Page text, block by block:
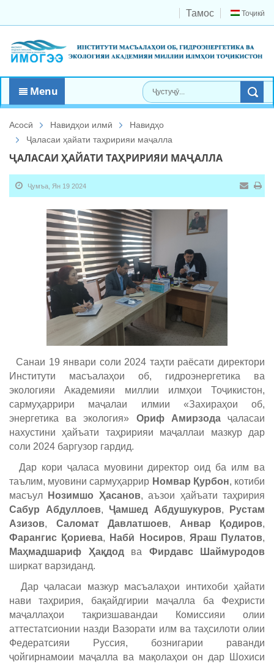
Тоҷикӣ
Тамос
Menu
Асосӣ Навидҳои илмӣ
Навидҳо
Ҷаласаи ҳайати таҳририяи маҷалла
ҶАЛАСАИ ҲАЙАТИ ТАҲРИРИЯИ МАҶАЛЛА
Ҷумъа, Ян 19 2024
Санаи 19 январи соли 2024 таҳти раёсати директори
Институти масъалаҳои об, гидроэнергетика ва
экологияи Академияи миллии илмҳои Тоҷикистон,
сармуҳаррири маҷалаи илмии «Захираҳои об,
энергетика ва экология» Ориф Амирзодаҷаласаи
нахустини ҳайъати таҳририяи маҷаллаи мазкур дар
соли 2024 баргузор гардид.
Дар кори ҷаласа муовини директор оид ба илм ва
таълим, муовини сармуҳаррир Номвар Қурбон, котиби
масъул
Нозимшо Ҳасанов, аъзои ҳайъати таҳририя
Сабур Абдуллоев, Ҷамшед Абдушукуров,
Рустам
Азизов, Саломат Давлатшоев, Анвар Қодиров,
Фарангис Қориева, Набӣ Носиров, Яраш Пулатов,
Маҳмадшариф Ҳақдодва Фирдавс Шаймуродов
ширкат варзиданд.
Дар ҷаласаи мазкур масъалаҳои интихоби ҳайати
нави таҳририя, бақайдгирии маҷалла ба Феҳристи
маҷаллаҳои тақризшавандаи Комиссияи олии
аттестатсионии назди Вазорати илм ва таҳсилоти олии
Федератсияи Руссия, бознигарии раванди
ҷойгирнамоии маҷалла ва мақолаҳои он дар Шохиси